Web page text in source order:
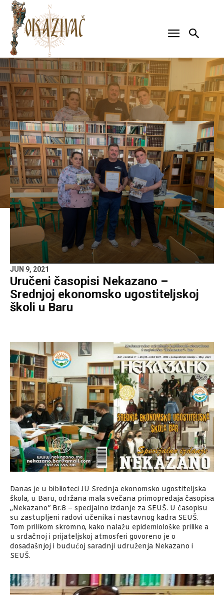
JUN 9, 2021
Uručeni časopisi Nekazano –
Srednjoj ekonomsko ugostiteljskoj
školi u Baru
Danas je u biblioteci JU Srednja ekonomsko ugostiteljska
škola, u Baru, održana mala svečana primopredaja časopisa
„Nekazano“ Br.8 – specijalno izdanje za SEUŠ. U časopisu
su zastupljeni radovi učenika i nastavnog kadra SEUŠ.
Tom prilikom skromno, kako nalažu epidemiološke prilike a
u srdačnoj i prijateljskoj atmosferi govoreno je o
dosadašnjoj i budućoj saradnji udruženja Nekazano i
SEUŠ.